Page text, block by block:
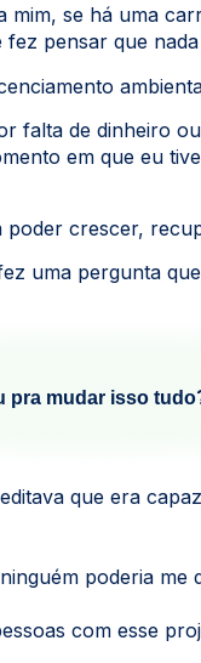
se há uma
pensar que
falta de dinheiro
em que eu
crescer,
uma pergunta
pra mudar isso
que era
poderia
com esse